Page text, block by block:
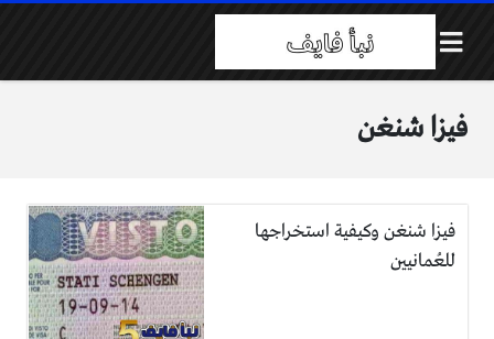
فيزا شنغن
فيزا شنغن وكيفية استخراجها
للعُمانيين